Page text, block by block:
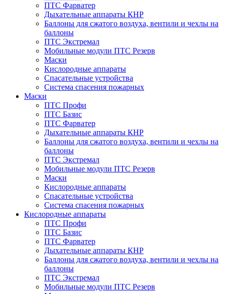
ПТС Фарватер
Дыхательные аппараты КНР
Баллоны для сжатого воздуха, вентили и чехлы на
баллоны
ПТС Экстремал
Мобильные модули ПТС Резерв
Маски
Кислородные аппараты
Спасательные устройства
Система спасения пожарных
Маски
ПТС Профи
ПТС Базис
ПТС Фарватер
Дыхательные аппараты КНР
Баллоны для сжатого воздуха, вентили и чехлы на
баллоны
ПТС Экстремал
Мобильные модули ПТС Резерв
Маски
Кислородные аппараты
Спасательные устройства
Система спасения пожарных
Кислородные аппараты
ПТС Профи
ПТС Базис
ПТС Фарватер
Дыхательные аппараты КНР
Баллоны для сжатого воздуха, вентили и чехлы на
баллоны
ПТС Экстремал
Мобильные модули ПТС Резерв